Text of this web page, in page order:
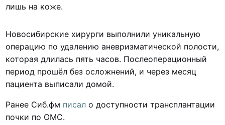
лишь на коже.
Новосибирские хирурги выполнили уникальную
операцию по удалению аневризматической полости,
которая длилась пять часов. Послеоперационный
период прошёл без осложнений, и через месяц
пациента выписали домой.
Ранее Сиб.фм писало доступности трансплантации
почки по ОМС.